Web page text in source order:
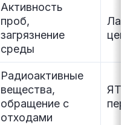
Активность
проб,
загрязнение
среды
Радиоактивные
вещества,
обращение с
отходами
ЯТЦ,